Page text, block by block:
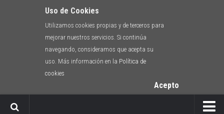
Uso de Cookies
Utilizamos cookies propias y de terceros para
mejorar nuestros servicios. Si continúa
navegando, consideramos que acepta su
uso. Más información en la Política de
cookies
Acepto